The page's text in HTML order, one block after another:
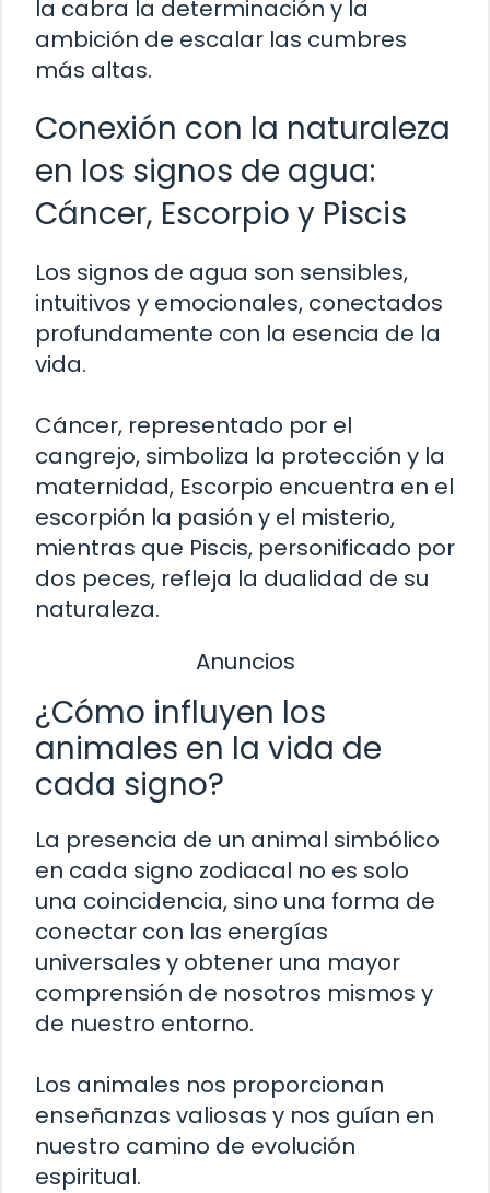
la cabra la determinación y la
ambición de escalar las cumbres
más altas.
Conexión con la naturaleza
en los signos de agua:
Cáncer, Escorpio y Piscis
Los signos de agua son sensibles,
intuitivos y emocionales, conectados
profundamente con la esencia de la
vida.
Cáncer, representado por el
cangrejo, simboliza la protección y la
maternidad, Escorpio encuentra en el
escorpión la pasión y el misterio,
mientras que Piscis, personificado por
dos peces, refleja la dualidad de su
naturaleza.
Anuncios
¿Cómo influyen los
animales en la vida de
cada signo?
La presencia de un animal simbólico
en cada signo zodiacal no es solo
una coincidencia, sino una forma de
conectar con las energías
universales y obtener una mayor
comprensión de nosotros mismos y
de nuestro entorno.
Los animales nos proporcionan
enseñanzas valiosas y nos guían en
nuestro camino de evolución
espiritual.